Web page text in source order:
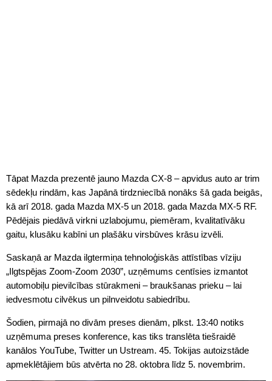
Tāpat Mazda prezentē jauno Mazda CX-8 – apvidus auto ar trim
sēdekļu rindām, kas Japānā tirdzniecībā nonāks šā gada beigās,
kā arī 2018. gada Mazda MX-5 un 2018. gada Mazda MX-5 RF.
Pēdējais piedāvā virkni uzlabojumu, piemēram, kvalitatīvāku
gaitu, klusāku kabīni un plašāku virsbūves krāsu izvēli.
Saskaņā ar Mazda ilgtermiņa tehnoloģiskās attīstības vīziju
„Ilgtspējas Zoom-Zoom 2030”, uzņēmums centīsies izmantot
automobiļu pievilcības stūrakmeni – braukšanas prieku – lai
iedvesmotu cilvēkus un pilnveidotu sabiedrību.
Šodien, pirmajā no divām preses dienām, plkst. 13:40 notiks
uzņēmuma preses konference, kas tiks translēta tiešraidē
kanālos YouTube, Twitter un Ustream. 45. Tokijas autoizstāde
apmeklētājiem būs atvērta no 28. oktobra līdz 5. novembrim.